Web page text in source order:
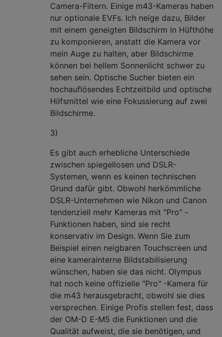
Camera-Filtern. Einige m43-Kameras haben
nur optionale EVFs. Ich neige dazu, Bilder
mit einem geneigten Bildschirm in Hüfthöhe
zu komponieren, anstatt die Kamera vor
mein Auge zu halten, aber Bildschirme
können bei hellem Sonnenlicht schwer zu
sehen sein. Optische Sucher bieten ein
hochauflösendes Echtzeitbild und optische
Hilfsmittel wie eine Fokussierung auf zwei
Bildschirme.
3)
Es gibt auch erhebliche Unterschiede
zwischen spiegellosen und DSLR-
Systemen, wenn es keinen technischen
Grund dafür gibt. Obwohl herkömmliche
DSLR-Unternehmen wie Nikon und Canon
tendenziell mehr Kameras mit "Pro" -
Funktionen haben, sind sie recht
konservativ im Design. Wenn Sie zum
Beispiel einen neigbaren Touchscreen und
eine kamerainterne Bildstabilisierung
wünschen, haben sie das nicht. Olympus
hat noch keine offizielle "Pro" -Kamera für
die m43 herausgebracht, obwohl sie dies
versprechen. Einige Profis stellen fest, dass
der OM-D E-M5 die Funktionen und die
Qualität aufweist, die sie benötigen, und